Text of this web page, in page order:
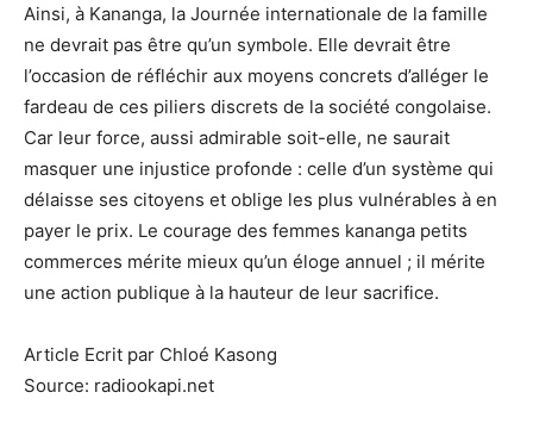
Ainsi, à Kananga, la Journée internationale de la famille
ne devrait pas être qu’un symbole. Elle devrait être
l’occasion de réfléchir aux moyens concrets d’alléger le
fardeau de ces piliers discrets de la société congolaise.
Car leur force, aussi admirable soit-elle, ne saurait
masquer une injustice profonde : celle d’un système qui
délaisse ses citoyens et oblige les plus vulnérables à en
payer le prix. Le courage des femmes kananga petits
commerces mérite mieux qu’un éloge annuel ; il mérite
une action publique à la hauteur de leur sacrifice.
Article Ecrit par Chloé Kasong
Source: radiookapi.net